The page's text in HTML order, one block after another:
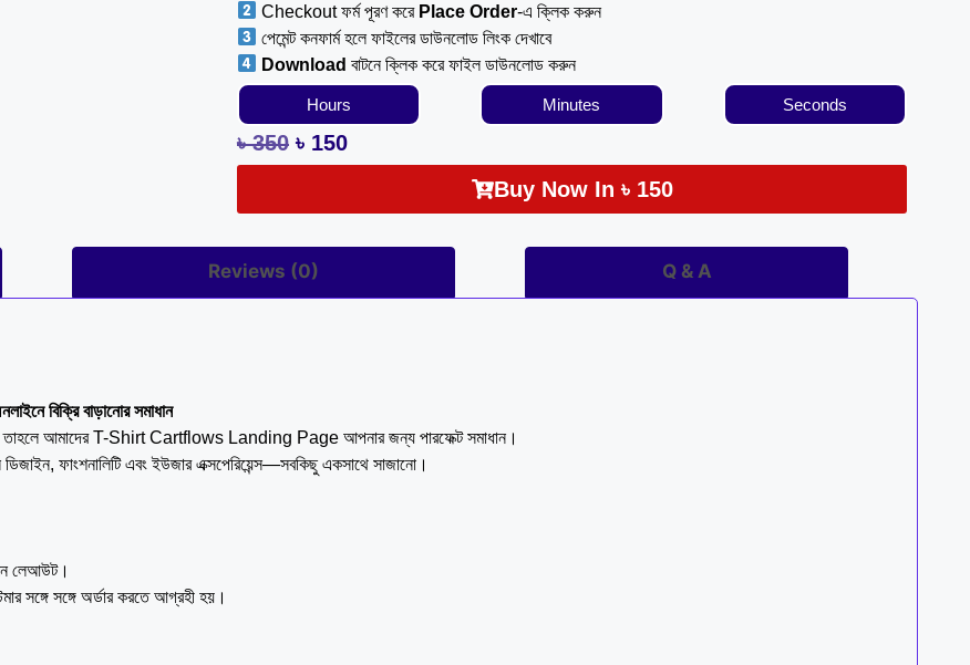
Checkout ফর্ম পূরণ করে Place Order-এ ক্লিক করুন
পেমেন্ট কনফার্ম হলে ফাইলের ডাউনলোড লিংক দেখাবে
Download বাটনে ক্লিক করে ফাইল ডাউনলোড করুন
Hours Minutes Seconds
৳350 ৳ 150
Buy Now In ৳ 150
Reviews (0) Q & A
বিক্রি বাড়ানোর সমাধান
তাহলে আমাদের T-Shirt Cartflows Landing Page আপনার জন্য পারফেক্ট সমাধান।
ফাংশনালিটি এবং ইউজার এক্সপেরিয়েন্স—সবকিছু একসাথে সাজানো।
লেআউট।
সঙ্গে সঙ্গে অর্ডার করতে আগ্রহী হয়।